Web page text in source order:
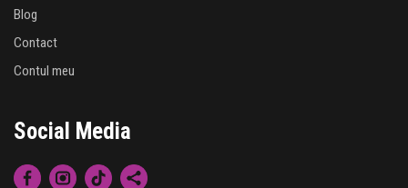
Blog
Contact
Contul meu
Social Media